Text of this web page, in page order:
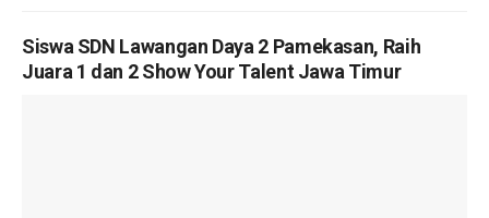
Siswa SDN Lawangan Daya 2 Pamekasan, Raih
Juara 1 dan 2 Show Your Talent Jawa Timur